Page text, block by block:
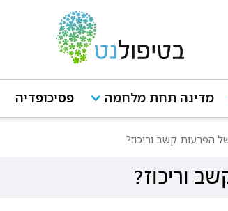
מדינה תחת מלחמה פסיכופדיה
הפרעות קשב וריכוז?
וריכוז?